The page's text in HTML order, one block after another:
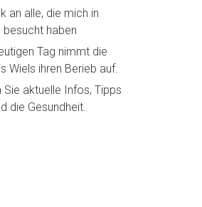
an alle, die mich in
besucht haben
Tag nimmt die
Wiels ihren Berieb auf.
Sie aktuelle Infos, Tipps
die Gesundheit.